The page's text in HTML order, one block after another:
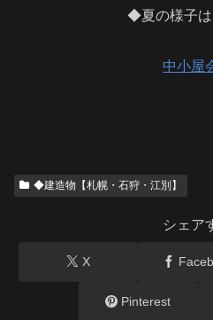
◆夏の様子は
中小屋
◆建造物【札幌・石狩・江別】
シェア
X
Pinterest